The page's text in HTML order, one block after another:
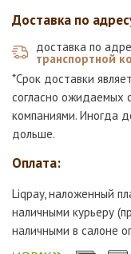
Доставка по
доставка по
транспортной
*Срок доставки
согласно ожидаемых
компаниями. Иногда
дольше.
Оплата:
Liqpay, наложенный
наличными курьеру
наличными в салоне